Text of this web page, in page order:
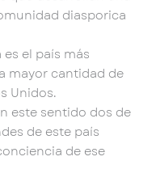
diasporica
el país más
mayor cantidad de
Unidos.
este sentido dos de
de este país
de ese